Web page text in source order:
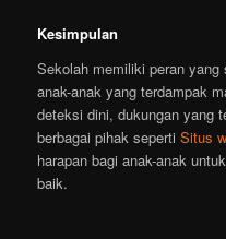
Kesimpulan
Sekolah memiliki peran
anak-anak yang terdampak
deteksi dini, dukungan yang
berbagai pihak sepertiSitus
harapan bagi anak-anak
baik.